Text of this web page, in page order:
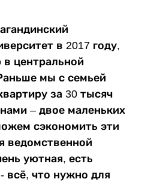
в 2017 году,
центральной
мы с семьей
за 30 тысяч
– двое маленьких
сэкономить эти
ведомственной
уютная, есть
всё, что нужно для